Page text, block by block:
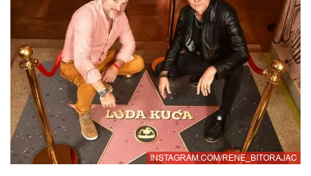
INSTAGRAM.COM/RENE_BITORAJAC